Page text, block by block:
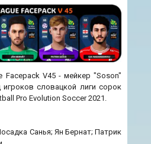
Facepack V45 - мейкер "Soson"
словацкой лиги сорок
Pro Evolution Soccer 2021.
Санья; Ян Бернат; Патрик